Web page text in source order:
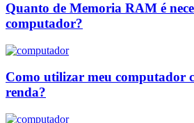
Quanto de Memoria RAM é
computador?
Como utilizar meu computador
renda?